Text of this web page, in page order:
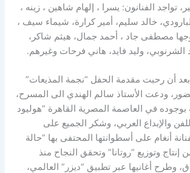
تواجد الفنانون: يسرا ، إلهام شاهين ، زينه ،
خالد سليم، أمير كرارة، شيماء سيف ،
مصطفى جاد ، أحمد جمال، هيثم شاكر،
وليد فايد، هاني فرحات وغيرهم.
أن رحبت مقدمة الحفل “نجمة المذيعات”
ودعت الأستاذ سالم الهندي الى المسرح،
في العاصمة المصرية القاهرة “هوليود
والإبداع العربي، وشكر الجميع على
أنغام على أسطوانتها المحتفى بها “حالة
وتوزيع “روتانا” وتحقق النجاح منذ
وطرح أغانيها عبر تطبيق “ديزر” العالمي،